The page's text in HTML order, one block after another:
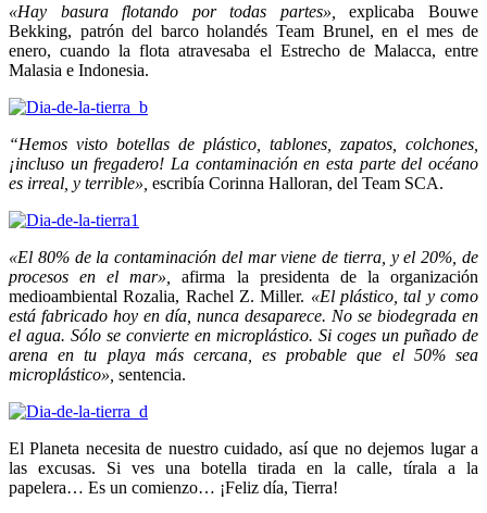
«Hay basura flotando por todas partes»,
explicaba Bouwe
Bekking, patrón del barco holandés Team Brunel, en el mes de
enero, cuando la flota atravesaba el Estrecho de Malacca, entre
Malasia e Indonesia.
“Hemos visto botellas de plástico, tablones, zapatos, colchones,
¡incluso un fregadero! La contaminación en esta parte del océano
es irreal, y terrible», escribía Corinna Halloran, del Team SCA.
«El 80% de la contaminación del mar viene de tierra, y el 20%, de
procesos en el mar»,afirma la presidenta de la organización
medioambiental Rozalia, Rachel Z. Miller. «El plástico, tal y como
está fabricado hoy en día, nunca desaparece. No se biodegrada en
el agua. Sólo se convierte en microplástico. Si coges un puñado de
arena en tu playa más cercana, es probable que el 50% sea
microplástico», sentencia.
El Planeta necesita de nuestro cuidado, así que no dejemos lugar a
las excusas. Si ves una botella tirada en la calle, tírala a la
papelera… Es un comienzo… ¡Feliz día, Tierra!